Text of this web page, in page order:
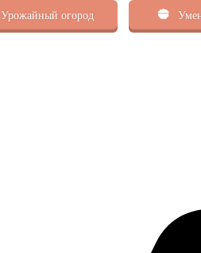
Урожайный огород